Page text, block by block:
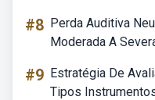
#8 Perda Auditiva
Moderada A
#9 Estratégia De
Tipos